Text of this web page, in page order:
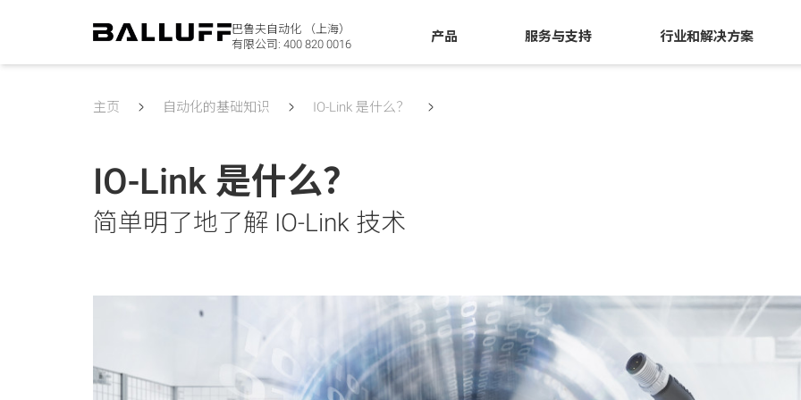
巴鲁夫自动化 （上海）
有限公司: 400 820 0016 产品 服务与支持 行业和解决方案
主页 自动化的基础知识 IO-Link 是什么？
IO-Link 是什么？
简单明了地了解 IO-Link 技术